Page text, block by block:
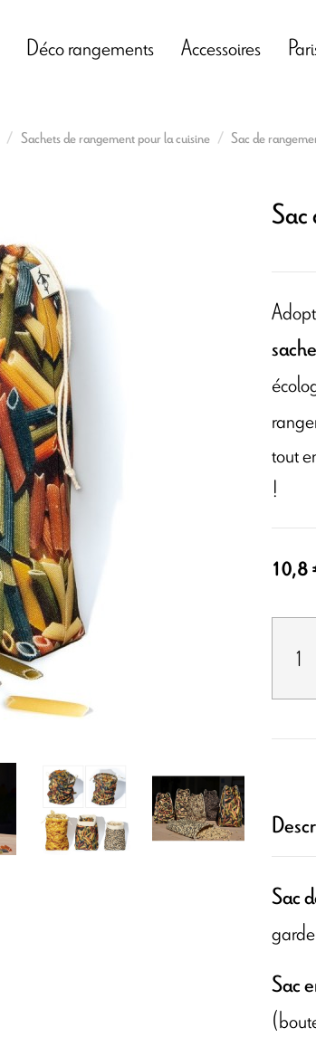
Déco rangements Accessoires
Sachets de rangement pour la cuisine Sac de
Sac
tout
!
10,8
Sac
Sac